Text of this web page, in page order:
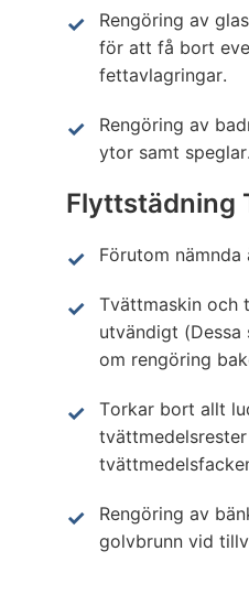
Rengöring av
för att få bort
fettavlagringar.
Rengöring av
ytor samt speglar.
Flyttstädning
Förutom
Tvättmaskin och
utvändigt (Dessa
om rengöring
Torkar bort allt
Rengöring av
golvbrunn vid